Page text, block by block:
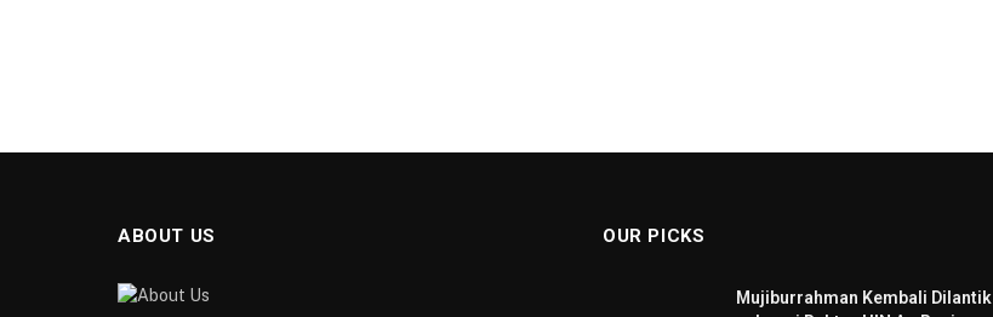
ABOUT US OUR PICKS
Mujiburrahman Kembali Dilantik